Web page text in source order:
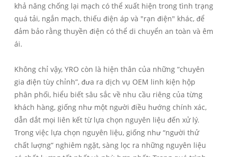
khả năng chống lại mạch có thể xuất hiện trong tình trạng
quá tải, ngắn mạch, thiếu điện áp và "rạn điện" khác, để
đảm bảo rằng thuyền điện có thể di chuyển an toàn và êm
ái.
Không chỉ vậy, YRO còn là hiện thân của những “chuyên
gia điện tùy chỉnh”, đưa ra dịch vụ OEM linh kiện hộp
phân phối, hiểu biết sâu sắc về nhu cầu riêng của từng
khách hàng, giống như một người điều hướng chính xác,
dẫn dắt mọi liên kết từ lựa chọn nguyên liệu đến xử lý.
Trong việc lựa chọn nguyên liệu, giống như “người thử
chất lượng” nghiêm ngặt, sàng lọc ra những nguyên liệu